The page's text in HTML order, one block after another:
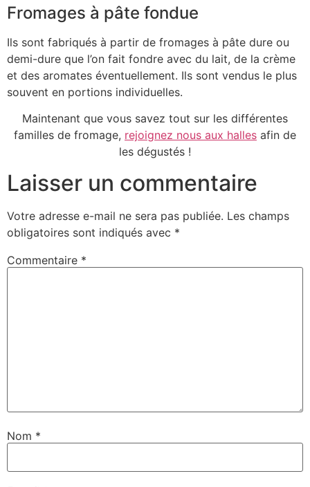
Fromages à pâte fondue
Ils sont fabriqués à partir de fromages à pâte dure ou
demi-dure que l’on fait fondre avec du lait, de la crème
et des aromates éventuellement. Ils sont vendus le plus
souvent en portions individuelles.
Maintenant que vous savez tout sur les différentes
familles de fromage, rejoignez nous aux halles afin de
les dégustés !
Laisser un commentaire
Votre adresse e-mail ne sera pas publiée. Les champs
obligatoires sont indiqués avec *
Commentaire *
Nom *